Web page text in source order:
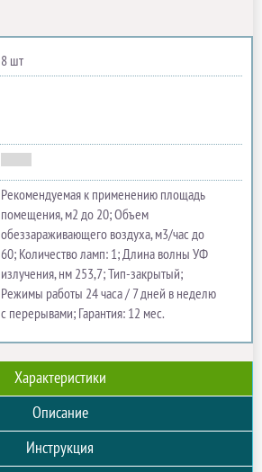
8 шт
Рекомендуемая к применению площадь
помещения, м2 до 20; Объем
обеззараживающего воздуха, м3/час до
60; Количество ламп: 1; Длина волны УФ
излучения, нм 253,7; Тип-закрытый;
Режимы работы 24 часа / 7 дней в неделю
с перерывами; Гарантия: 12 мес.
Характеристики
Описание
Инструкция